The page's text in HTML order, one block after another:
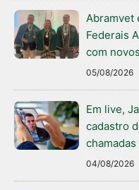
Abramvet
Federais
com
05/08/2026
Em live,
cadastro
04/08/2026